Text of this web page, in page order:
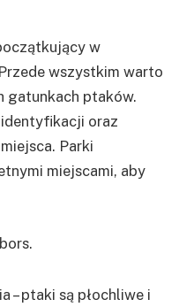
w
wszystkim warto
gatunkach ptaków.
oraz
Parki
miejscami, aby
– ptaki są płochliwe i